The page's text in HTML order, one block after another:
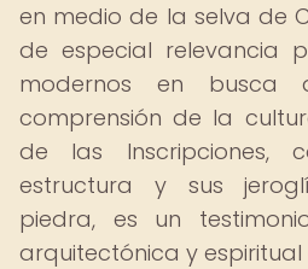
en medio de la selva de
de especial relevancia
modernos en busca
comprensión de la
de las Inscripciones,
estructura y sus
piedra, es un
arquitectónica y espiritual